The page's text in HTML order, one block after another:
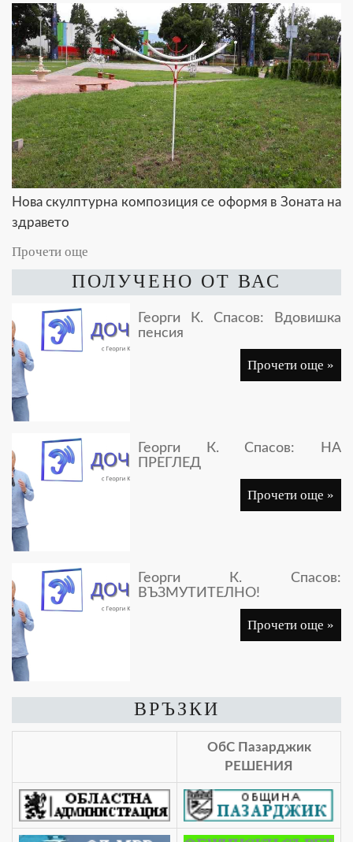
Нова скулптурна композиция се оформя в Зоната на
здравето
Прочети още
ПОЛУЧЕНО ОТ ВАС
Георги К. Спасов: Вдовишка
пенсия
Прочети още »
Георги К. Спасов: НА
ПРЕГЛЕД
Прочети още »
Георги К. Спасов:
ВЪЗМУТИТЕЛНО!
Прочети още »
ВРЪЗКИ
ОбС Пазарджик
РЕШЕНИЯ